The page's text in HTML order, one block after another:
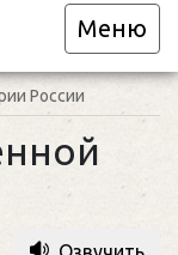
Меню
России